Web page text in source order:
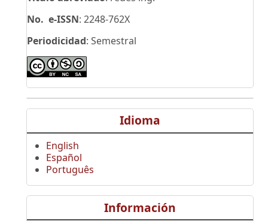
No. e-ISSN: 2248-762X
Periodicidad: Semestral
Idioma
English
Español
Português
Información